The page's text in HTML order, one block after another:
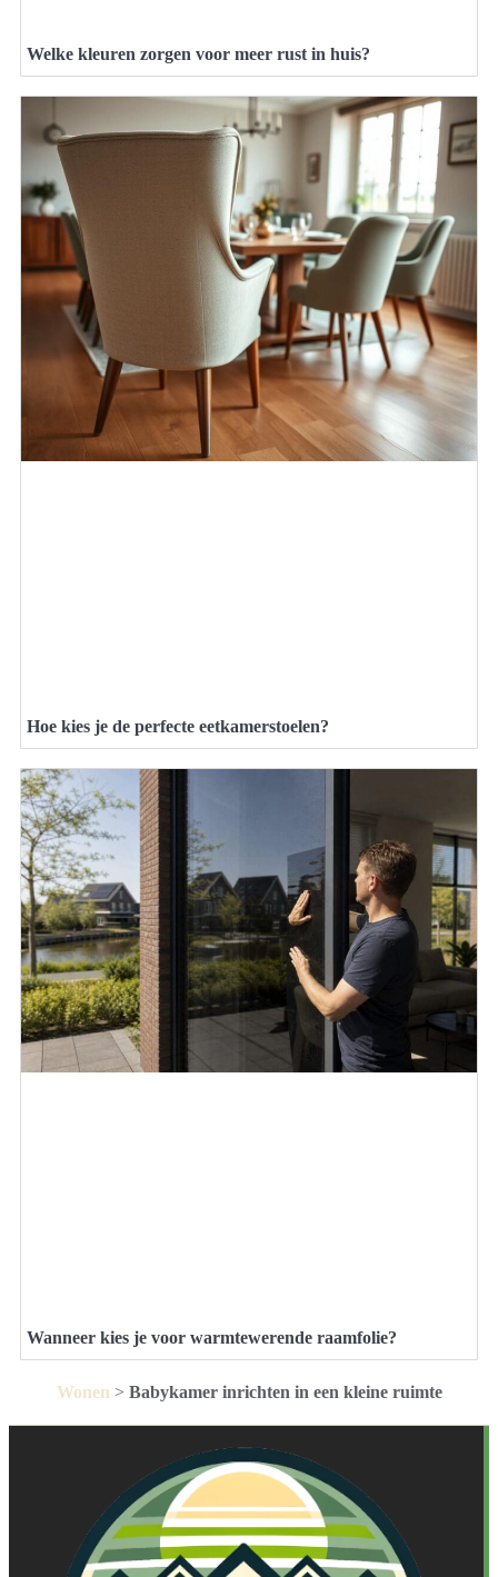
Welke kleuren zorgen voor meer rust in huis?
Hoe kies je de perfecte eetkamerstoelen?
Wanneer kies je voor warmtewerende raamfolie?
Wonen > Babykamer inrichten in een kleine ruimte